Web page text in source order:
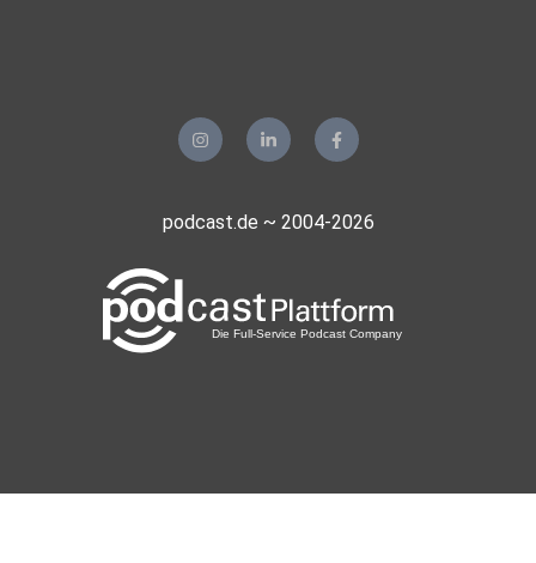
podcast.de ~ 2004-2026